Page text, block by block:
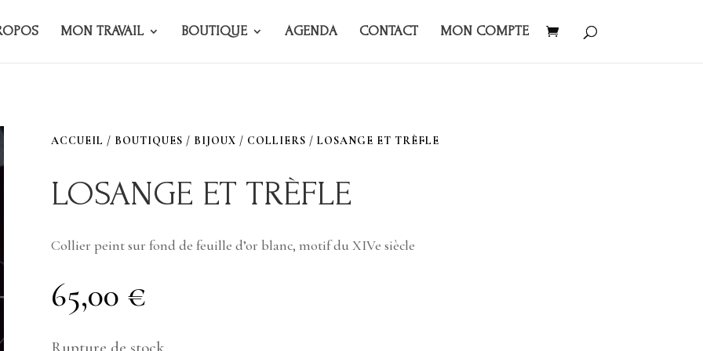
MON TRAVAIL BOUTIQUE AGENDA CONTACT MON COMPTE
ACCUEIL / BOUTIQUES / BIJOUX / COLLIERS / LOSANGE ET TRÈFLE
LOSANGE ET TRÈFLE
Collier peint sur fond de feuille d’or blanc, motif du XIVe siècle
65,00 €